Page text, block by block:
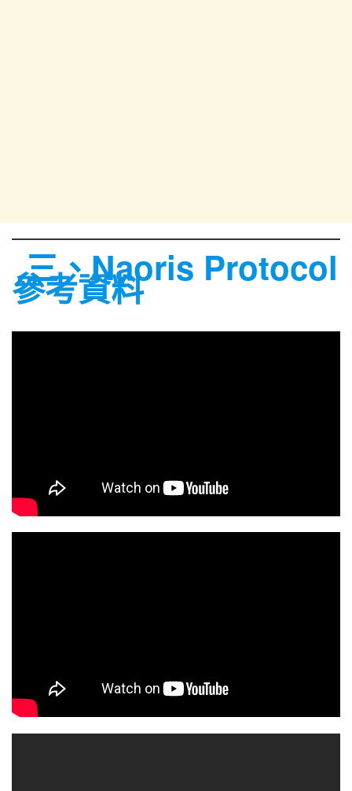
三、Naoris Protocol
參考資料